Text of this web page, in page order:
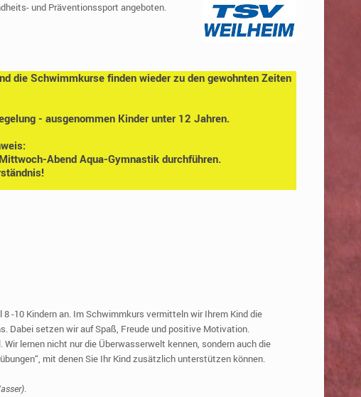
und Präventionssport angeboten.
die Schwimmkurse finden wieder zu den gewohnten Zeiten
- ausgenommen Kinder unter 12 Jahren.
Abend Aqua-Gymnastik durchführen.
-10 Kindern an. Im Schwimmkurs vermitteln wir Ihrem Kind die
Dabei setzen wir auf Spaß, Freude und positive Motivation.
lernen nicht nur die Überwasserwelt kennen, sondern auch die
mit denen Sie Ihr Kind zusätzlich unterstützen können.
.